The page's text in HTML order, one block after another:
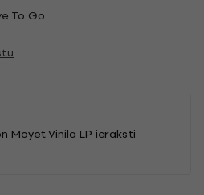
To Go
Moyet Vinila LP ieraksti